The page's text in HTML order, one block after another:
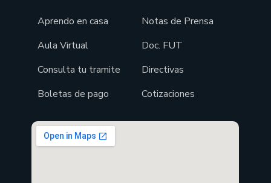
Aprendo en casa
Aula Virtual
Consulta tu tramite
Boletas de pago
Notas de Prensa
Doc. FUT
Directivas
Cotizaciones